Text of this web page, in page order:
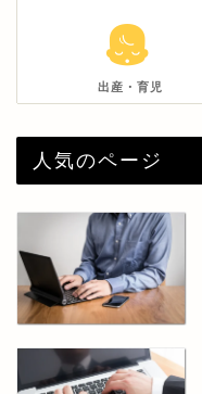
出産・育児
人気のページ